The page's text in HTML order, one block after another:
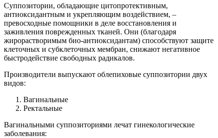
Суппозитории, обладающие цитопротективным,
антиоксидантным и укрепляющим воздействием, –
превосходные помощники в деле восстановления и
заживления поврежденных тканей. Они (благодаря
жирорастворимым био-антиоксидантам) способствуют защите
клеточных и субклеточных мембран, снижают негативное
быстродействие свободных радикалов.
Производители выпускают облепиховые суппозитории двух
видов:
Вагинальные
Ректальные
Вагинальными суппозиториями лечат гинекологические
заболевания: